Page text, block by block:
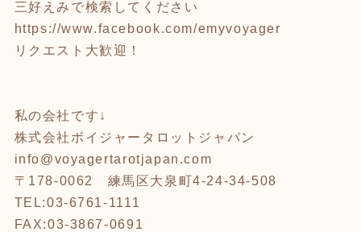
三好えみで検索してください
https://www.facebook.com/emyvoyager
リクエスト大歓迎！
私の会社です↓
株式会社ボイジャータロットジャパン
info@voyagertarotjapan.com
〒178-0062 練馬区大泉町4-24-34-508
TEL:03-6761-1111
FAX:03-3867-0691